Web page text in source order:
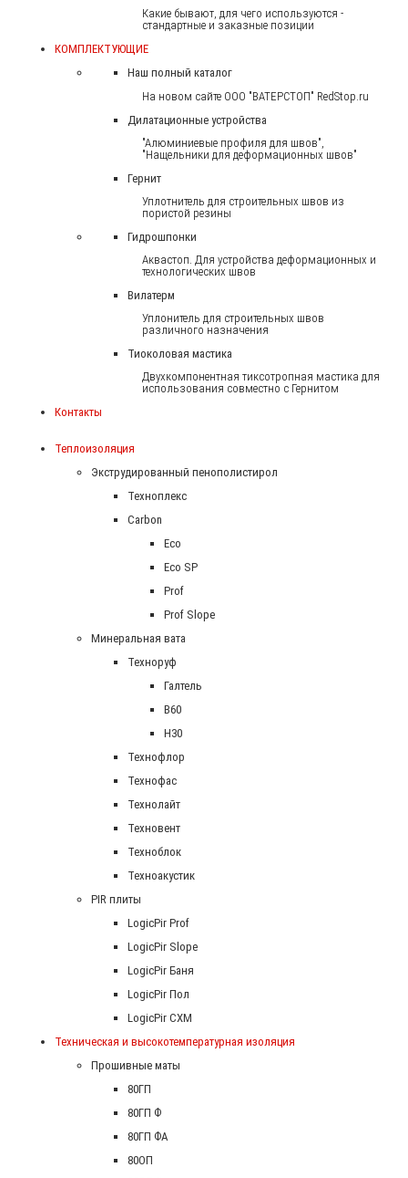
Какие бывают, для чего используются -
стандартные и заказные позиции
КОМПЛЕКТУЮЩИЕ
Наш полный каталог
На новом сайте ООО "ВАТЕРСТОП" RedStop.ru
Дилатационные устройства
"Алюминиевые профиля для швов",
"Нащельники для деформационных швов"
Гернит
Уплотнитель для строительных швов из
пористой резины
Гидрошпонки
Аквастоп. Для устройства деформационных и
технологических швов
Вилатерм
Уплонитель для строительных швов
различного назначения
Тиоколовая мастика
Двухкомпонентная тиксотропная мастика для
использования совместно с Гернитом
Контакты
Теплоизоляция
Экструдированный пенополистирол
Техноплекс
Carbon
Eco
Eco SP
Prof
Prof Slope
Минеральная вата
Техноруф
Галтель
В60
Н30
Технофлор
Технофас
Технолайт
Техновент
Техноблок
Техноакустик
PIR плиты
LogicPir Prof
LogicPir Slope
LogicPir Баня
LogicPir Пол
LogicPir СХМ
Техническая и высокотемпературная изоляция
Прошивные маты
80ГП
80ГП Ф
80ГП ФА
80ОП